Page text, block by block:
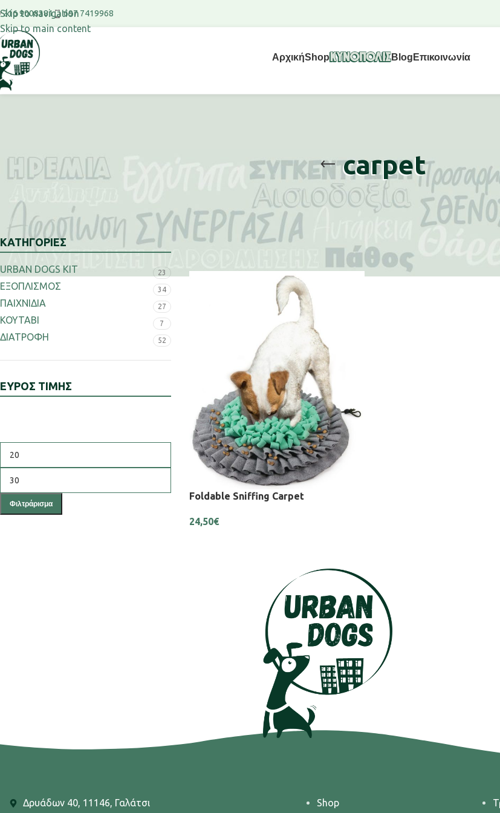
Skip to navigation
Skip to main content
216 9008381 697 7419968
ΑρχικήShop Blog Επικοινωνία
carpet
ΚΑΤΗΓΟΡΙΕΣ
URBAN DOGS KIT 23
ΕΞΟΠΛΙΣΜΟΣ 34
ΠΑΙΧΝΙΔΙΑ 27
ΚΟΥΤΑΒΙ 7
ΔΙΑΤΡΟΦΗ 52
ΕΥΡΟΣ ΤΙΜΗΣ
Φιλτράρισμα
Αρχική σελίδα Προϊόντα με ετικέτα “carpet”
Foldable Sniffing Carpet
24,50€
Δρυάδων 40, 11146, Γαλάτσι
Shop